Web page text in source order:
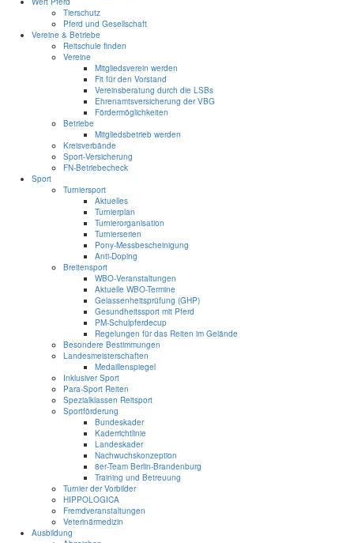
Tierschutz
Pferd und Gesellschaft
Vereine & Betriebe
Reitschule finden
Vereine
Mitgliedsverein werden
Fit für den Vorstand
Vereinsberatung durch die LSBs
Ehrenamtsversicherung der VBG
Fördermöglichkeiten
Betriebe
Mitgliedsbetrieb werden
Kreisverbände
Sport-Versicherung
FN-Betriebecheck
Sport
Turniersport
Aktuelles
Turnierplan
Turnierorganisation
Turnierserien
Pony-Messbescheinigung
Anti-Doping
Breitensport
WBO-Veranstaltungen
Aktuelle WBO-Termine
Gelassenheitsprüfung (GHP)
Gesundheitssport mit Pferd
PM-Schulpferdecup
Regelungen für das Reiten im Gelände
Besondere Bestimmungen
Landesmeisterschaften
Medaillenspiegel
Inklusiver Sport
Para-Sport Reiten
Spezialklassen Reitsport
Sportförderung
Bundeskader
Kaderrichtlinie
Landeskader
Nachwuchskonzeption
8er-Team Berlin-Brandenburg
Training und Betreuung
Turnier der Vorbilder
HIPPOLOGICA
Fremdveranstaltungen
Veterinärmedizin
Ausbildung